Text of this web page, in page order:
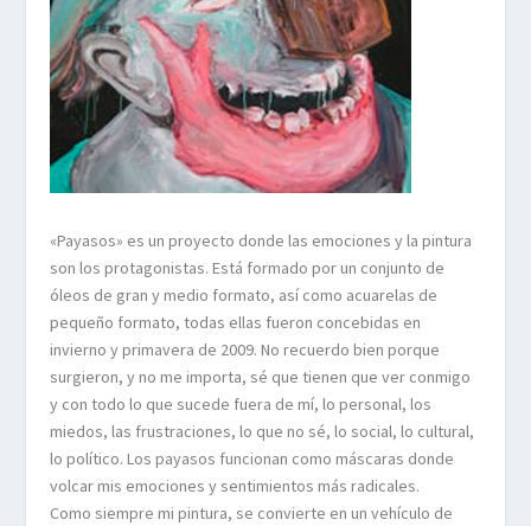
«Payasos» es un proyecto donde las emociones y la pintura
son los protagonistas. Está formado por un conjunto de
óleos de gran y medio formato, así como acuarelas de
pequeño formato, todas ellas fueron concebidas en
invierno y primavera de 2009. No recuerdo bien porque
surgieron, y no me importa, sé que tienen que ver conmigo
y con todo lo que sucede fuera de mí, lo personal, los
miedos, las frustraciones, lo que no sé, lo social, lo cultural,
lo político. Los payasos funcionan como máscaras donde
volcar mis emociones y sentimientos más radicales.
Como siempre mi pintura, se convierte en un vehículo de